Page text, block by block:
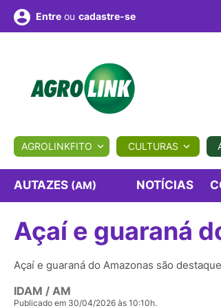
BIOLÓGICOS COTAÇÕES
Conversor Colunistas Eventos
e
Entre ou cadastre-se
AGROLINKFITO CULTURAS
AUTAZES (AM) NOTÍCIAS
Açaí e guaraná
Açaí e guaraná do Amazonas são
IDAM / AM
Publicado em 30/04/2026 às 10:10h.